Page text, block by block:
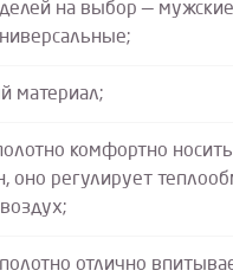
на выбор —
материал;
комфортно
оно регулирует
отлично